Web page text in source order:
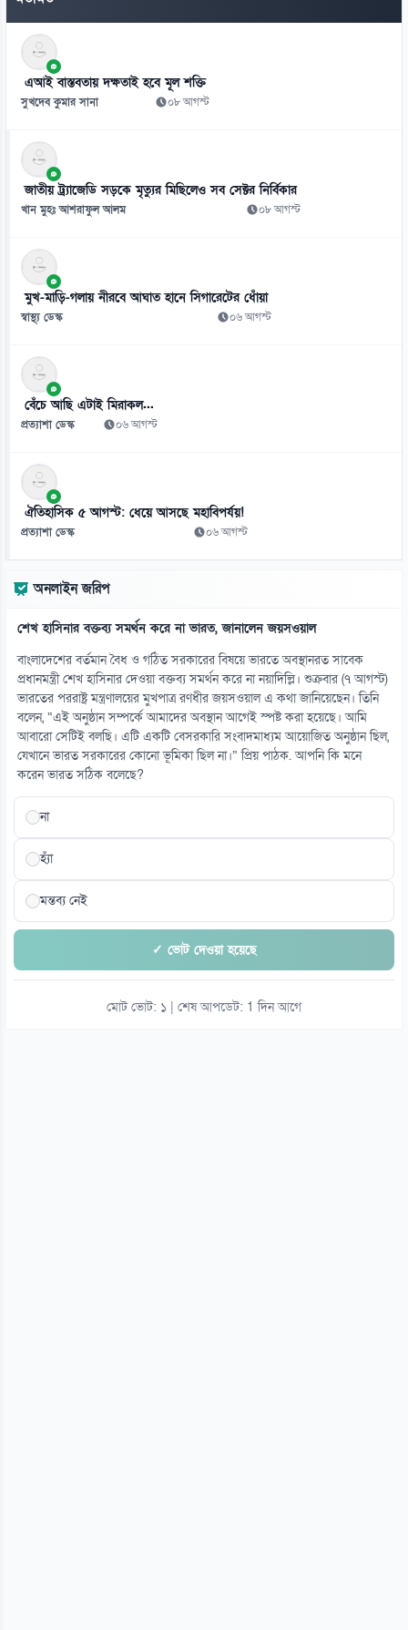
৭
আলাউদ্দিন আলীর এক চড়েই বদলে যায় বিশ্বজিতের জীবন
০৯ আগস্ট
অবসরপ্রাপ্ত এমপিওভুক্ত শিক্ষকদের জন্য বড় সুখবর!
০৯ আগস্ট
৯
০৯ আগস্ট
১০
মাতারবাড়ী বিদ্যুৎকেন্দ্রে প্রধানমন্ত্রী
১১
জাপানে ক্রেতারা ভুতুড়ে বাড়ি কেন কিনছেন!
০৯ আগস্ট
১২
ভোরে বেরিয়ে রাতে ফিরতেন, মেসির স্বপ্ন বাঁচিয়েছেন বাবা
০৯ আগস্ট
০৯ আগস্ট
১৪
সৌদির দুই অঞ্চলে বিস্ফোরণ, আরামকো তেল ও জুবাইল গ্যাস স্থাপনায় আগুন
০৯ আগস্ট
১৫
কলেজে ভর্তিতে আসন কত, সংকট হবে নাকি শূন্য থাকবে?
০৯ আগস্ট
এআই বাস্তবতায় দক্ষতাই হবে মূল শক্তি
সুখদেব কুমার সানা ০৮ আগস্ট
জাতীয় ট্র্যাজেডি সড়কে মৃত্যুর মিছিলেও সব সেক্টর নির্বিকার
খান মুহঃ আশরাফুল আলম ০৮ আগস্ট
মুখ-মাড়ি-গলায় নীরবে আঘাত হানে সিগারেটের ধোঁয়া
স্বাস্থ্য ডেস্ক ০৬ আগস্ট
বেঁচে আছি এটাই মিরাকল...
প্রত্যাশা ডেস্ক ০৬ আগস্ট
ঐতিহাসিক ৫ আগস্ট: ধেয়ে আসছে মহাবিপর্যয়!
প্রত্যাশা ডেস্ক ০৬ আগস্ট
অনলাইন জরিপ
শেখ হাসিনার বক্তব্য সমর্থন করে না ভারত, জানালেন জয়সওয়াল
বাংলাদেশের বর্তমান বৈধ ও গঠিত সরকারের বিষয়ে ভারতে অবস্থানরত সাবেক
প্রধানমন্ত্রী শেখ হাসিনার দেওয়া বক্তব্য সমর্থন করে না নয়াদিল্লি। শুক্রবার (৭ আগস্ট)
ভারতের পররাষ্ট্র মন্ত্রণালয়ের মুখপাত্র রণধীর জয়সওয়াল এ কথা জানিয়েছেন। তিনি
বলেন, “এই অনুষ্ঠান সম্পর্কে আমাদের অবস্থান আগেই স্পষ্ট করা হয়েছে। আমি
আবারো সেটিই বলছি। এটি একটি বেসরকারি সংবাদমাধ্যম আয়োজিত অনুষ্ঠান ছিল,
যেখানে ভারত সরকারের কোনো ভূমিকা ছিল না।” প্রিয় পাঠক. আপনি কি মনে
করেন ভারত সঠিক বলেছে?
না
হ্যাঁ
মন্তব্য নেই
✓ ভোট দেওয়া হয়েছে
মোট ভোট: ১ | শেষ আপডেট: 1 দিন আগে